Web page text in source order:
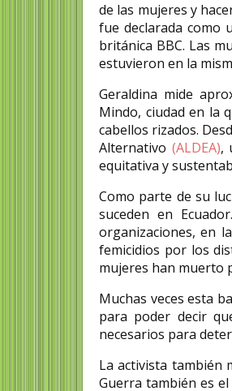
de las mujeres y
fue declarada como
británica BBC. Las
estuvieron en la
Geraldina mide
Mindo, ciudad en la
cabellos rizados.
Alternativo (ALDEA),
equitativa y
Como parte de su
suceden en
organizaciones, en
femicidios por los
mujeres han muerto
Muchas veces esta
para poder decir
necesarios para
La activista también
Guerra también es